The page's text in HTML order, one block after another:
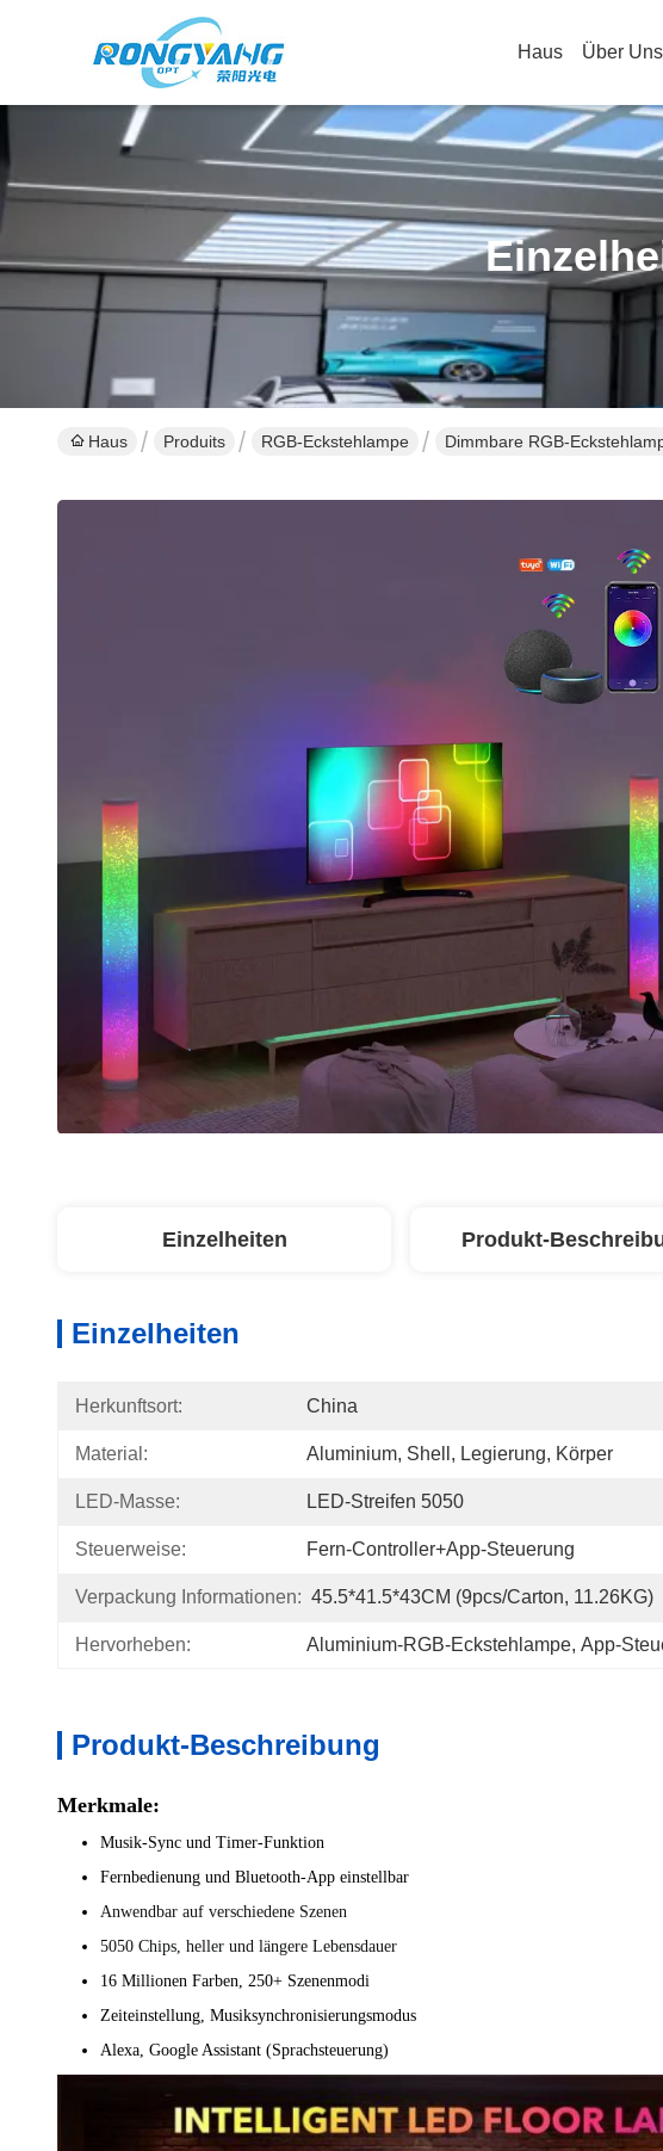
Haus Über Uns
Haus Produits RGB-Eckstehlampe Dimmbare RGB-
Einzelheiten Produkt-
Einzelheiten
Herkunftsort: China
Material: Aluminium, Shell, Legierung, Körper
LED-Masse: LED-Streifen 5050
Steuerweise: Fern-Controller+App-Steuerung
Verpackung Informationen: 45.5*41.5*43CM (9pcs/carton, 11.26KG)
Hervorheben: Aluminium-RGB-Eckstehlampe, App-
Produkt-Beschreibung
Merkmale:
Musik-Sync und Timer-Funktion
Fernbedienung und Bluetooth-App einstellbar
Anwendbar auf verschiedene Szenen
5050 Chips, heller und längere Lebensdauer
16 Millionen Farben, 250+ Szenenmodi
Zeiteinstellung, Musiksynchronisierungsmodus
Alexa, Google Assistant (Sprachsteuerung)